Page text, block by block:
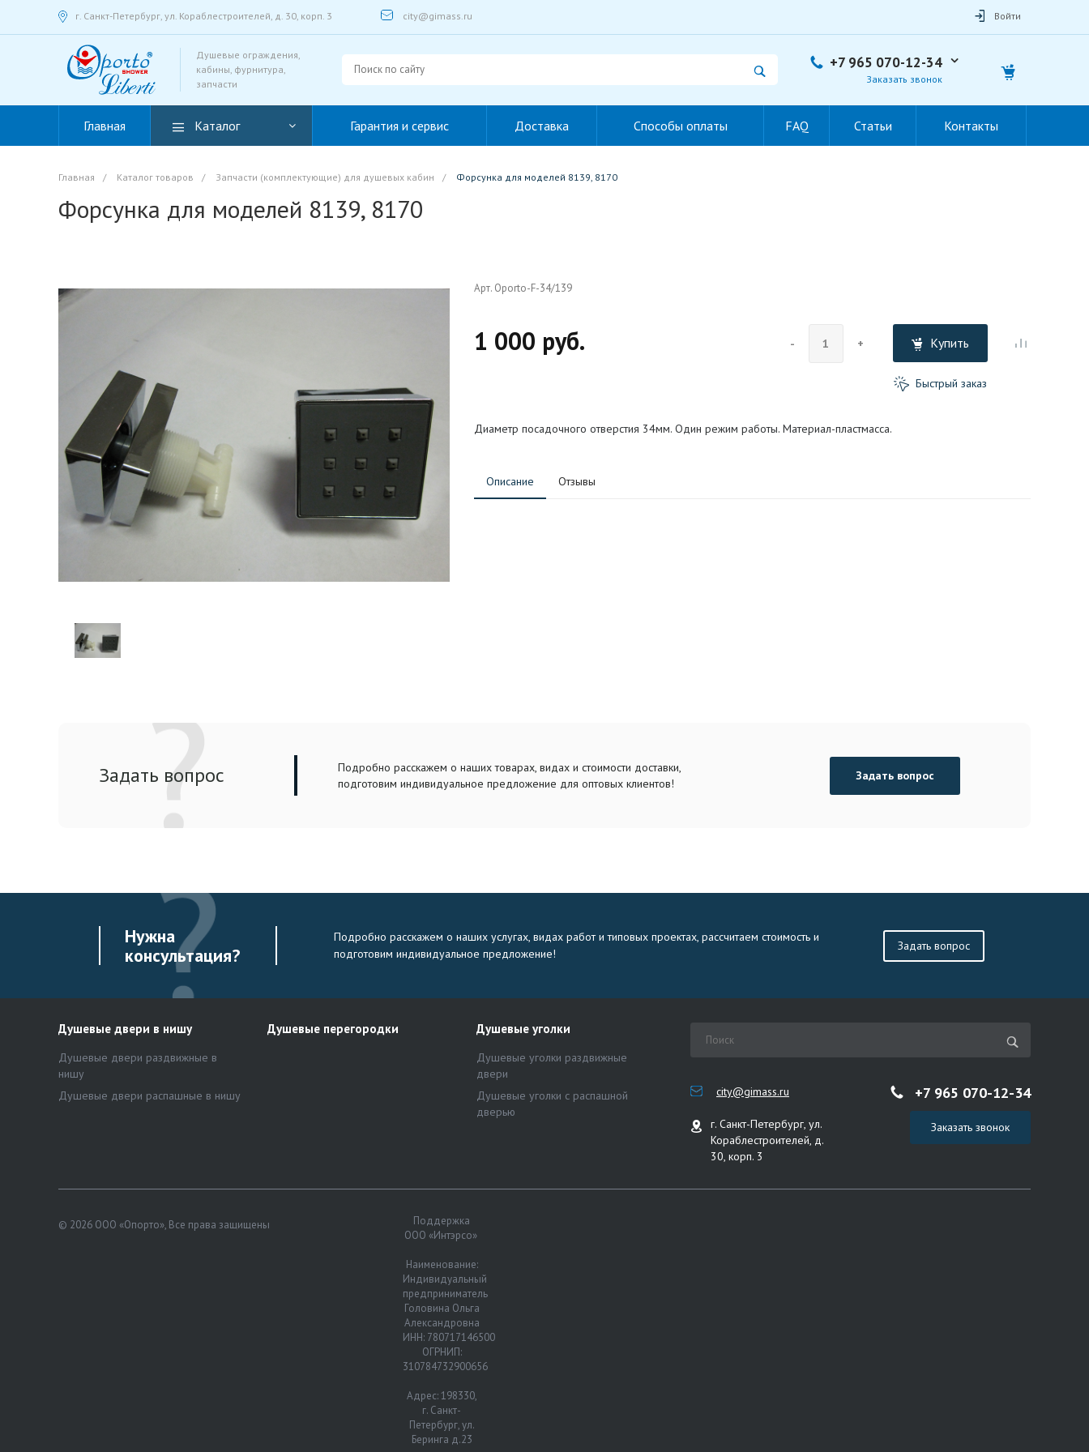
г. Санкт-Петербург, ул. Кораблестроителей, д. 30, корп. 3 city@gimass.ru Войти
Душевые ограждения,
кабины, фурнитура,
запчасти
+7 965 070-12-34
Заказать звонок
Главная Каталог Гарантия и сервис Доставка Способы оплаты FAQ Статьи Контакты
Главная / Каталог товаров / Запчасти (комплектующие) для душевых кабин / Форсунка для моделей 8139, 8170
Форсунка для моделей 8139, 8170
Арт. Oporto-F-34/139
1 000 руб. - + Купить
Быстрый заказ
Диаметр посадочного отверстия 34мм. Один режим работы. Материал-пластмасса.
Описание Отзывы
Задать вопрос
Подробно расскажем о наших товарах, видах и стоимости доставки,
подготовим индивидуальное предложение для оптовых клиентов!
Задать вопрос
Нужна
консультация?
Подробно расскажем о наших услугах, видах работ и типовых проектах, рассчитаем стоимость и
подготовим индивидуальное предложение!
Задать вопрос
Душевые двери в нишу
Душевые двери раздвижные в
нишу
Душевые двери распашные в нишу
Душевые перегородки Душевые уголки
Душевые уголки раздвижные
двери
Душевые уголки с распашной
дверью
city@gimass.ru
г. Санкт-Петербург, ул.
Кораблестроителей, д.
30, корп. 3
+7 965 070-12-34
Заказать звонок
© 2026 ООО «Опорто», Все права защищены
Поддержка
ООО «Интэрсо»
Наименование:
Индивидуальный
предприниматель
Головина Ольга
Александровна
ИНН: 780717146500
ОГРНИП:
310784732900656
Адрес: 198330,
г. Санкт-
Петербург, ул.
Беринга д.23